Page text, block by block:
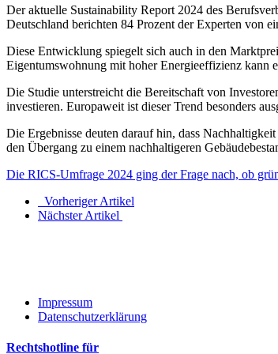
Der aktuelle Sustainability Report 2024 des
Deutschland berichten 84 Prozent der Experten von
Diese Entwicklung spiegelt sich auch in den
Eigentumswohnung mit hoher Energieeffizienz kann
Die Studie unterstreicht die Bereitschaft von
investieren. Europaweit ist dieser Trend besonders
Die Ergebnisse deuten darauf hin, dass
den Übergang zu einem nachhaltigeren
Die RICS-Umfrage 2024 ging der Frage nach, ob
Vorheriger Artikel
Nächster Artikel
Impressum
Datenschutzerklärung
Rechtshotline für